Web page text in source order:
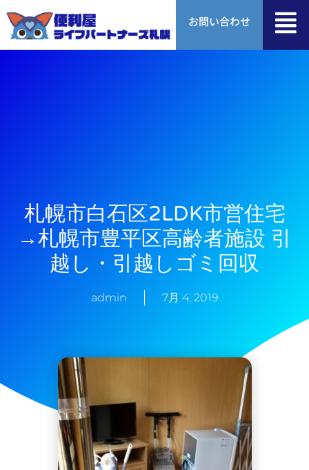
容
ス
お問い合わせ
札幌市白石区2LDK市営住宅
→札幌市豊平区高齢者施設 引
越し・引越しゴミ回収
admin 7月 4, 2019